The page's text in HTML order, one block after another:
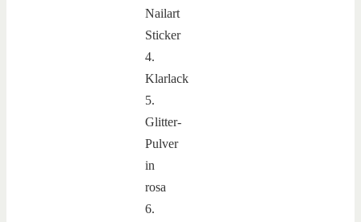
Nailart
Sticker
4.
Klarlack
5.
Glitter-
Pulver
in
rosa
6.